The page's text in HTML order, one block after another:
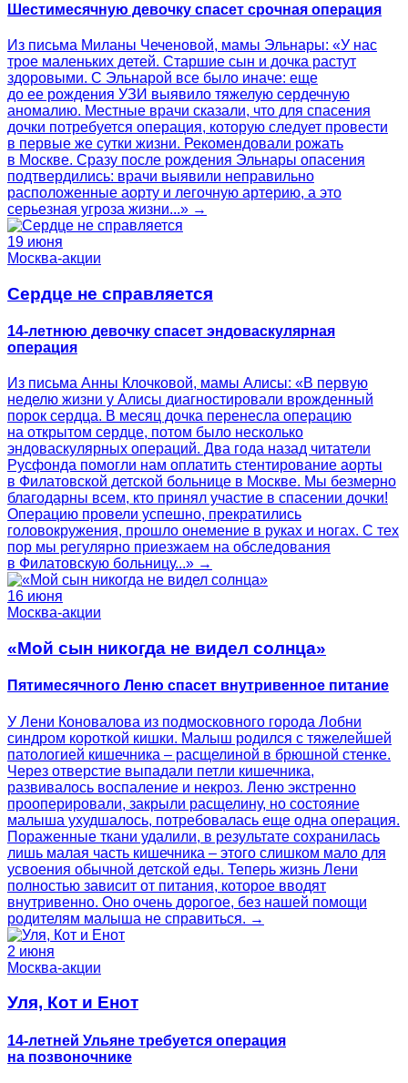
Шестимесячную девочку спасет срочная операция
Из письма Миланы Чеченовой, мамы Эльнары: «У нас
трое маленьких детей. Старшие сын и дочка растут
здоровыми. С Эльнарой все было иначе: еще
до ее рождения УЗИ выявило тяжелую сердечную
аномалию. Местные врачи сказали, что для спасения
дочки потребуется операция, которую следует провести
в первые же сутки жизни. Рекомендовали рожать
в Москве. Сразу после рождения Эльнары опасения
подтвердились: врачи выявили неправильно
расположенные аорту и легочную артерию, а это
серьезная угроза жизни...» →
19 июня
Москва-акции
Сердце не справляется
14-летнюю девочку спасет эндоваскулярная
операция
Из письма Анны Клочковой, мамы Алисы: «В первую
неделю жизни у Алисы диагностировали врожденный
порок сердца. В месяц дочка перенесла операцию
на открытом сердце, потом было несколько
эндоваскулярных операций. Два года назад читатели
Русфонда помогли нам оплатить стентирование аорты
в Филатовской детской больнице в Москве. Мы безмерно
благодарны всем, кто принял участие в спасении дочки!
Операцию провели успешно, прекратились
головокружения, прошло онемение в руках и ногах. С тех
пор мы регулярно приезжаем на обследования
в Филатовскую больницу...» →
16 июня
Москва-акции
«Мой сын никогда не видел солнца»
Пятимесячного Леню спасет внутривенное питание
У Лени Коновалова из подмосковного города Лобни
синдром короткой кишки. Малыш родился с тяжелейшей
патологией кишечника – расщелиной в брюшной стенке.
Через отверстие выпадали петли кишечника,
развивалось воспаление и некроз. Леню экстренно
прооперировали, закрыли расщелину, но состояние
малыша ухудшалось, потребовалась еще одна операция.
Пораженные ткани удалили, в результате сохранилась
лишь малая часть кишечника – этого слишком мало для
усвоения обычной детской еды. Теперь жизнь Лени
полностью зависит от питания, которое вводят
внутривенно. Оно очень дорогое, без нашей помощи
родителям малыша не справиться. →
2 июня
Москва-акции
Уля, Кот и Енот
14-летней Ульяне требуется операция
на позвоночнике